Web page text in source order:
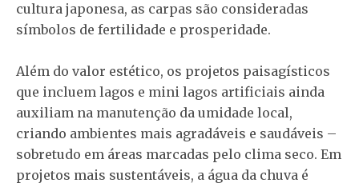
cultura japonesa, as carpas são consideradas
símbolos de fertilidade e prosperidade.
Além do valor estético, os projetos paisagísticos
que incluem lagos e mini lagos artificiais ainda
auxiliam na manutenção da umidade local,
criando ambientes mais agradáveis e saudáveis –
sobretudo em áreas marcadas pelo clima seco. Em
projetos mais sustentáveis, a água da chuva é